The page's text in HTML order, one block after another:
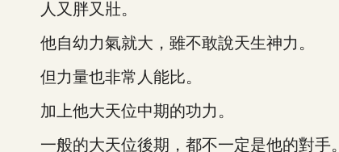
人又胖又壯。
他自幼力氣就大，雖不敢說天生神力。
但力量也非常人能比。
加上他大天位中期的功力。
一般的大天位後期，都不一定是他的對手。